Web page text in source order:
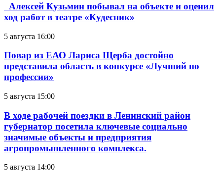
Алексей Кузьмин побывал на объекте и оценил
ход работ в театре «Кудесник»
5 августа 16:00
Повар из ЕАО Лариса Щерба достойно
представила область в конкурсе «Лучший по
профессии»
5 августа 15:00
В ходе рабочей поездки в Ленинский район
губернатор посетила ключевые социально
значимые объекты и предприятия
агропромышленного комплекса.
5 августа 14:00